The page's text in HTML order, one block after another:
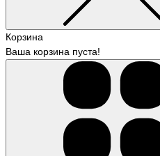
Корзина
Ваша корзина пуста!